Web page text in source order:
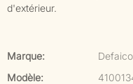
d'extérieur.
Marque:
Defaico
Modèle: